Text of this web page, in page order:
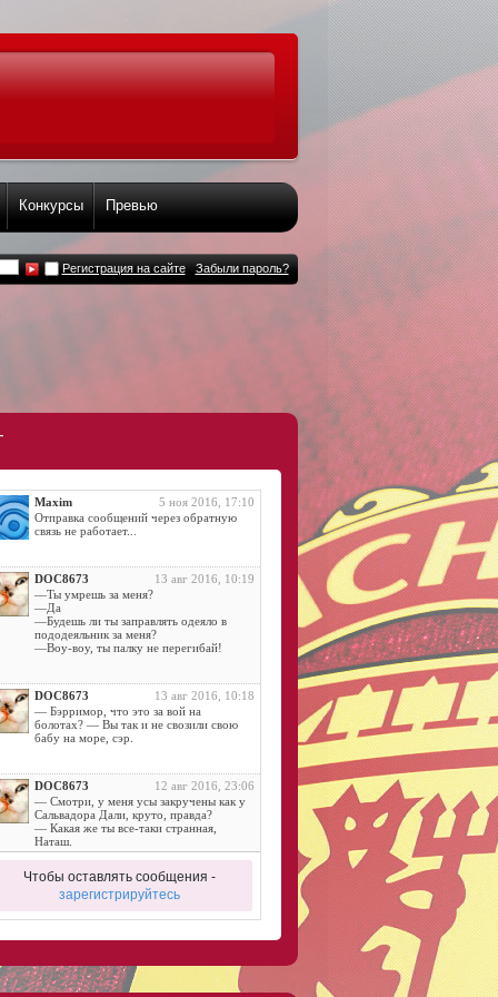
Конкурсы Превью
Регистрация на сайте Забыли пароль?
Maxim
5 ноя 2016, 17:10
Отправка сообщений через обратную
связь не работает...
DOC8673
13 авг 2016, 10:19
—Ты умрешь за меня?
—Да
—Будешь ли ты заправлять одеяло в
пододеяльник за меня?
—Воу-воу, ты палку не перегибай!
DOC8673
13 авг 2016, 10:18
— Бэрримор, что это за вой на
болотах? — Вы так и не свозили свою
бабу на море, сэр.
DOC8673
12 авг 2016, 23:06
— Смотри, у меня усы закручены как у
Сальвадора Дали, круто, правда?
— Какая же ты все-таки странная,
Наташ.
DOC8673
11 авг 2016, 14:42
- Ну, отдалась… И где небо?.. Где
DOC8673
11 авг 2016, 11:52
Чтобы оставлять сообщения -
зарегистрируйтесь